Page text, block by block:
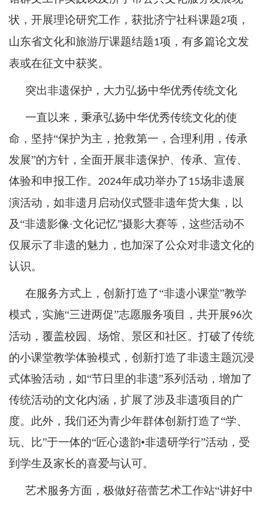
状，开展理论研究工作，获批济宁社科课题2项，
山东省文化和旅游厅课题结题1项，有多篇论文发
表或在征文中获奖。
突出非遗保护，大力弘扬中华优秀传统文化
一直以来，秉承弘扬中华优秀传统文化的使
命，坚持“保护为主，抢救第一，合理利用，传承
发展”的方针，全面开展非遗保护、传承、宣传、
体验和申报工作。 2024年成功举办了 15场非遗展
演活动，如非遗月启动仪式暨非遗年货大集，以
及“非遗影像·文化记忆”摄影大赛等，这些活动不
仅展示了非遗的魅力，也加深了公众对非遗文化的
认识。
在服务方式上，创新打造了“非遗小课堂”教学
模式，实施“三进两促”志愿服务项目，共开展96次
活动，覆盖校园、场馆、景区和社区。打破了传统
的小课堂教学体验模式，创新打造了非遗主题沉浸
式体验活动，如“节日里的非遗”系列活动，增加了
传统活动的文化内涵，扩展了涉及非遗项目的广
度。此外，我们还为青少年群体创新打造了“学、
玩、比”于一体的“匠心遗韵•非遗研学行”活动，受
到学生及家长的喜爱与认可。
艺术服务方面，极做好蓓蕾艺术工作站“讲好中